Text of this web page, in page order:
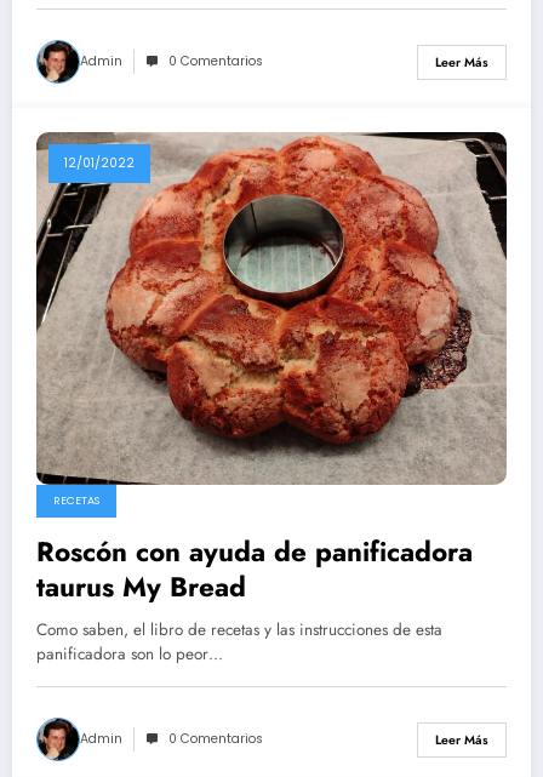
Admin 0 Comentarios Leer Más
12/01/2022
RECETAS
Roscón con ayuda de panificadora
taurus My Bread
Como saben, el libro de recetas y las instrucciones de esta
panificadora son lo peor…
Admin 0 Comentarios Leer Más